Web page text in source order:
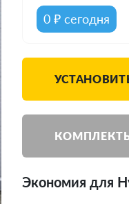
0 ₽ сегодня
Экономия для